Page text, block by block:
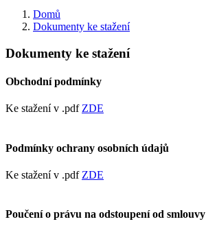
Domů
Dokumenty ke stažení
Dokumenty ke stažení
Obchodní podmínky
Ke stažení v .pdf ZDE
Podmínky ochrany osobních údajů
Ke stažení v .pdf ZDE
Poučení o právu na odstoupení od smlouvy